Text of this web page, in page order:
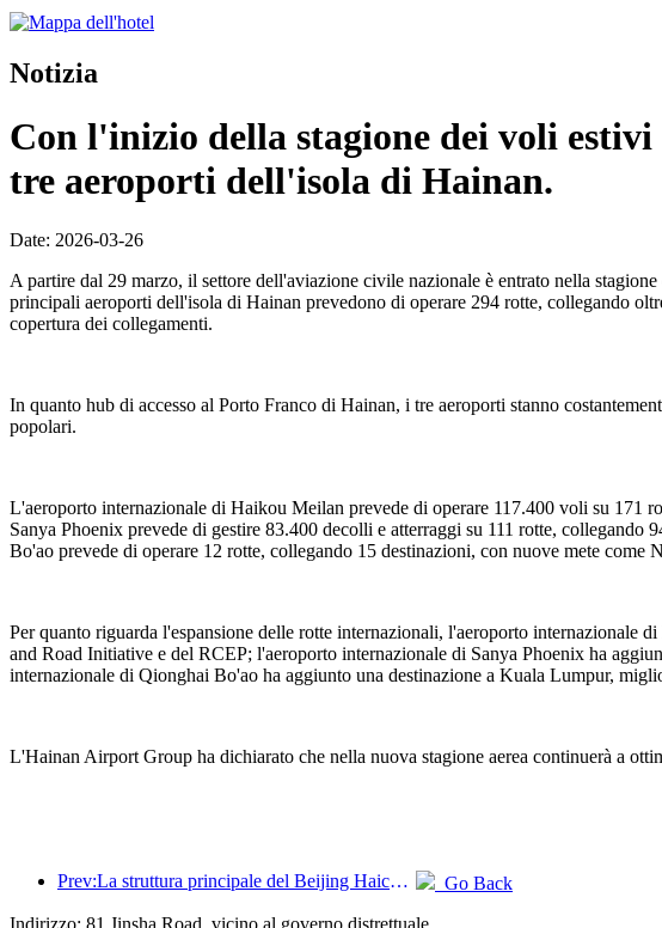
Notizia
Con l'inizio della stagione dei voli
tre aeroporti dell'isola di Hainan.
Date: 2026-03-26
A partire dal 29 marzo, il settore dell'aviazione civile nazionale è entrato nella
principali aeroporti dell'isola di Hainan prevedono di operare 294 rotte, collegando
copertura dei collegamenti.
In quanto hub di accesso al Porto Franco di Hainan, i tre aeroporti stanno
popolari.
L'aeroporto internazionale di Haikou Meilan prevede di operare 117.400 voli su 171
Sanya Phoenix prevede di gestire 83.400 decolli e atterraggi su 111 rotte,
Bo'ao prevede di operare 12 rotte, collegando 15 destinazioni, con nuove mete
Per quanto riguarda l'espansione delle rotte internazionali, l'aeroporto
and Road Initiative e del RCEP; l'aeroporto internazionale di Sanya Phoenix ha
internazionale di Qionghai Bo'ao ha aggiunto una destinazione a Kuala Lumpur,
L'Hainan Airport Group ha dichiarato che nella nuova stagione aerea continuerà a
Prev:La struttura principale del Beijing Haichang Ocean Park dovrebbe raggiungere la sommità entro la fine dell'anno, con il completamento e l'apertura previsti per il 2027.
Go Back
Indirizzo: 81 Jinsha Road, vicino al governo distrettuale